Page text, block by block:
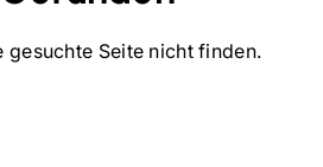
Seite nicht finden.